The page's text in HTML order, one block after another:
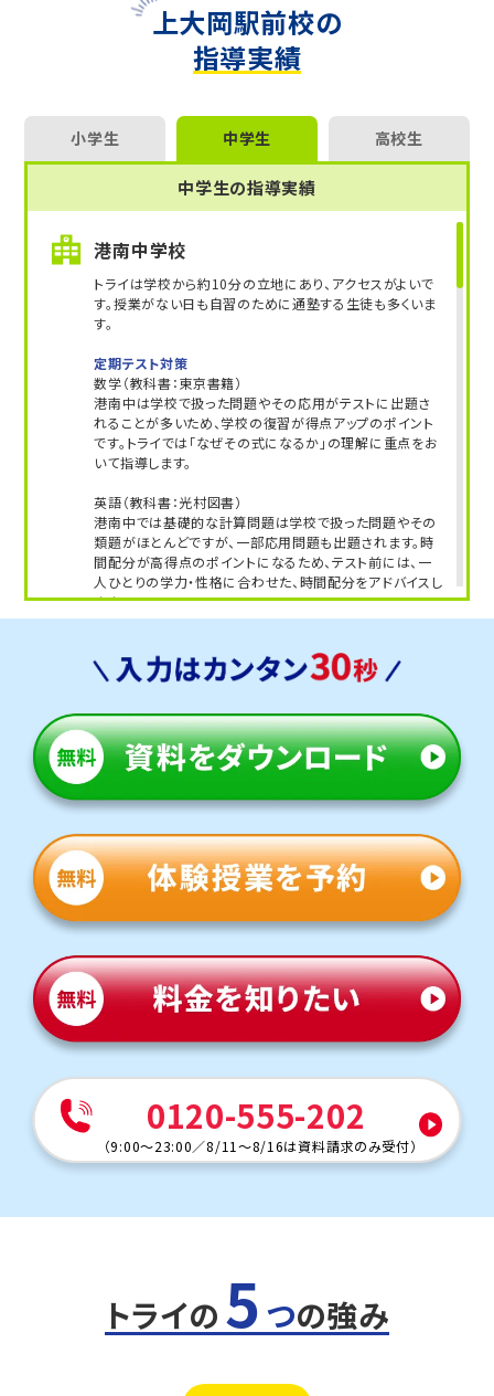
上大岡駅前校の
指導実績
小学生 中学生 高校生
中学生の指導実績
港南中学校
トライは学校から約10分の立地にあり、アクセスがよいで
す。授業がない日も自習のために通塾する生徒も多くいま
す。
定期テスト対策
数学（教科書：東京書籍）
港南中は学校で扱った問題やその応用がテストに出題さ
れることが多いため、学校の復習が得点アップのポイント
です。トライでは「なぜその式になるか」の理解に重点をお
いて指導します。
英語（教科書：光村図書）
港南中では基礎的な計算問題は学校で扱った問題やその
類題がほとんどですが、一部応用問題も出題されます。時
間配分が高得点のポイントになるため、テスト前には、一
人ひとりの学力・性格に合わせた、時間配分をアドバイスし
ます。
・定期テスト・内申点対策コース
・公立入試対策コース
笹下中学校
トライは学校から約15分の立地にあり、学校と少し離れて
いますが、車での通塾を選ぶご家庭も多く、安心して通えま
定期テスト対策
数学（教科書：東京書籍）
笹下中では難易度の高い問題も多く出題されます。テスト
範囲も広いため、計画的なテスト対策をすることが重要で
スケジュールを作成し、マンツーマンでサポートします。
英語（教科書：光村図書）
笹下中は教科書やワークからの出題が中心ですが、応用問
題も混じるため油断できません。トライでは基礎から応用ま
てます。
・定期テスト・内申点対策コース
・公立高校入試コース
南が丘中学校
多くの生徒が学校や部活後に通塾しています。
数学（教科書：数研出版）
南が丘中では定期テストは学校ワークや教科書から多く出
題されるため、テスト前は授業でもワークを徹底的に活用
します。間違えた問題は何度も解き直し、自分の力で解ける
0120-555-202
（9:00～23:00／8/11～8/16は資料請求のみ受付）
トライの 5 つの強み